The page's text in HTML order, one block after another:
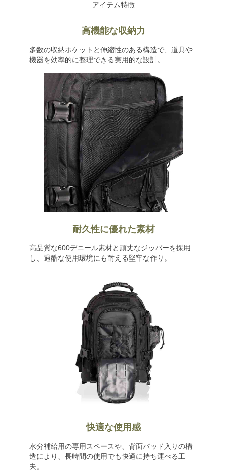
アイテム特徴
高機能な収納力
多数の収納ポケットと伸縮性のある構造で、道具や
機器を効率的に整理できる実用的な設計。
耐久性に優れた素材
高品質な600デニール素材と頑丈なジッパーを採用
し、過酷な使用環境にも耐える堅牢な作り。
快適な使用感
水分補給用の専用スペースや、背面パッド入りの構
造により、長時間の使用でも快適に持ち運べる工
夫。